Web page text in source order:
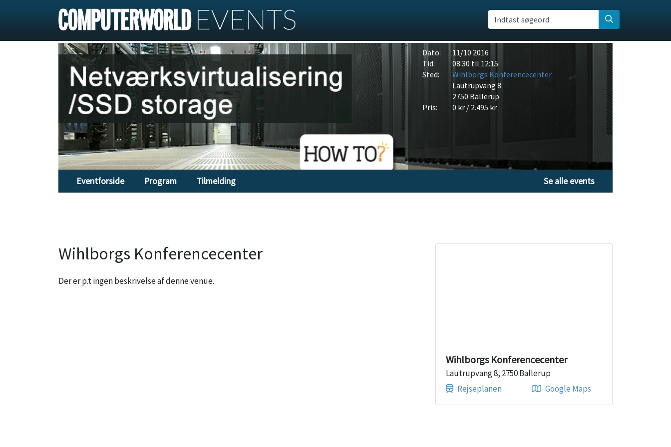
Indtast søgeord
Dato:
11/10 2016
Tid:
08:30 til 12:15
Sted:
Wihlborgs Konferencecenter
Lautrupvang 8
2750 Ballerup
Pris:
0 kr / 2.495 kr.
Eventforside Program Tilmelding Se alle events
Wihlborgs Konferencecenter
Der er p.t ingen beskrivelse af denne venue.
Wihlborgs Konferencecenter
Lautrupvang 8, 2750 Ballerup
Rejseplanen
Google Maps